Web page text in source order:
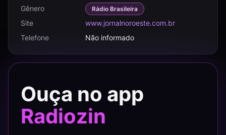
Gênero
Rádio Brasileira
Site
www.jornalnoroeste.com.br
Telefone
Não informado
Ouça no app
Radiozin